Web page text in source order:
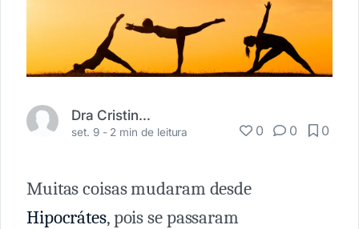
Dra Cristina Veloso
set. 9 - 2 min de leitura 0 0 0
Muitas coisas mudaram desde
Hipocrátes, pois se passaram